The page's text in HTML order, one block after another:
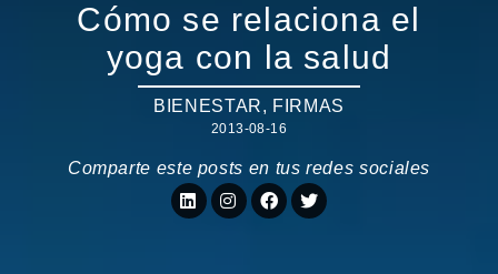
Cómo se relaciona el
yoga con la salud
BIENESTAR, FIRMAS
2013-08-16
Comparte este posts en tus redes sociales